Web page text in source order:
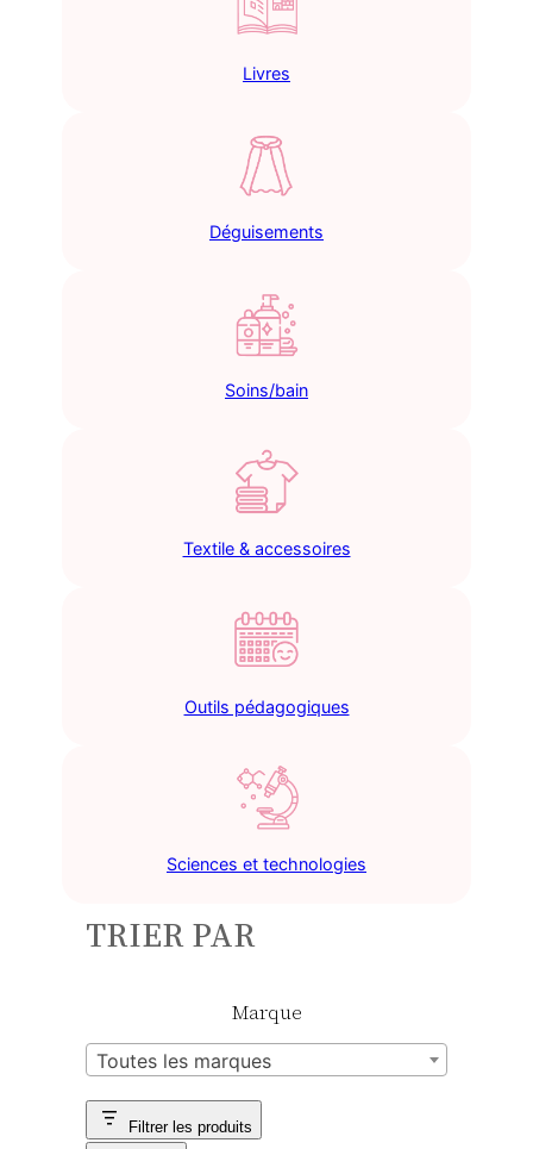
Livres
Déguisements
Soins/bain
Textile & accessoires
Outils pédagogiques
Sciences et technologies
TRIER PAR
Marque
Toutes les marques
Filtrer les produits